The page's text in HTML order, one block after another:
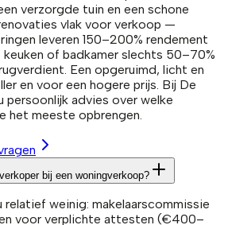
verzorgde tuin en een schone
vlak voor verkoop —
leveren 150–200% rendement
of badkamer slechts 50–70%
Een opgeruimd, licht en
en voor een hogere prijs. Bij De
persoonlijk advies over welke
het meeste opbrengen.
bij een woningverkoop?
weinig: makelaarscommissie
voor verplichte attesten (€400–